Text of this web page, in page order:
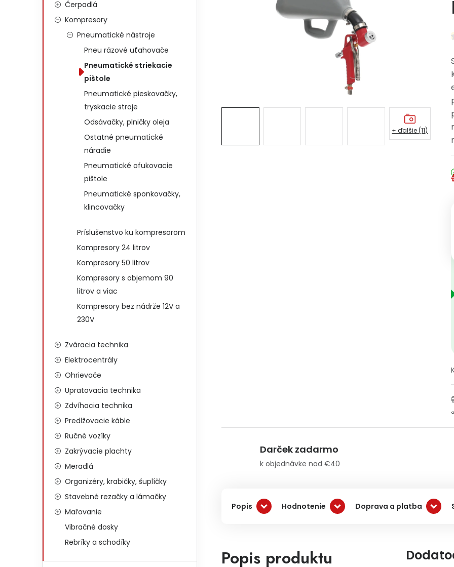
Čerpadlá
Kompresory
Pneumatické nástroje
Pneu rázové uťahovače
Pneumatické striekacie
pištole
Pneumatické pieskovačky,
tryskacie stroje
Odsávačky, plničky oleja
Ostatné pneumatické
náradie
Pneumatické ofukovacie
pištole
Pneumatické sponkovačky,
klincovačky
Príslušenstvo ku kompresorom
Kompresory 24 litrov
Kompresory 50 litrov
Kompresory s objemom 90
litrov a viac
Kompresory bez nádrže 12V a
230V
Zváracia technika
Elektrocentrály
Ohrievače
Upratovacia technika
Zdvíhacia technika
Predlžovacie káble
Ručné vozíky
Zakrývacie plachty
Meradlá
Organizéry, krabičky, šuplíčky
Stavebné rezačky a lámačky
Maľovanie
Vibračné dosky
Rebríky a schodíky
+ ďalšie (11)
Darček zadarmo
k objednávke nad €40
Popis Hodnotenie Doprava a platba
Popis produktu